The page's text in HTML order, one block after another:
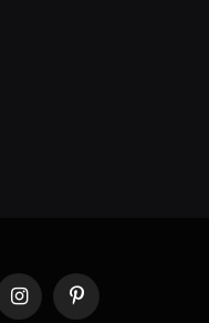
InstagramPinterest